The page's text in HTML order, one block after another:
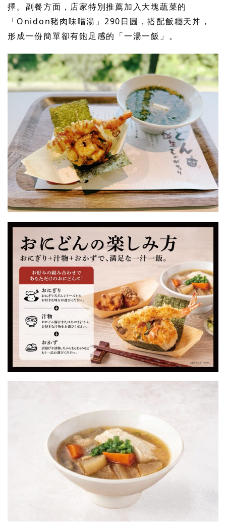
擇。副餐方面，店家特別推薦加入大塊蔬菜的
「Onidon豬肉味噌湯」290日圓，搭配飯糰天丼，
形成一份簡單卻有飽足感的「一湯一飯」。